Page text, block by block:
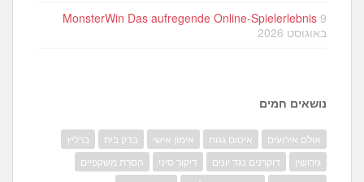
MonsterWin Das aufregende Online-Spielerlebnis 9
באוגוסט 2026
נושאים חמים
אולם אירועים איטום גגות אימון אישי בדק בית
ברליץ
גירושין
דוקרנים נגד יונים דיקור סיני
הסרת משקפיים